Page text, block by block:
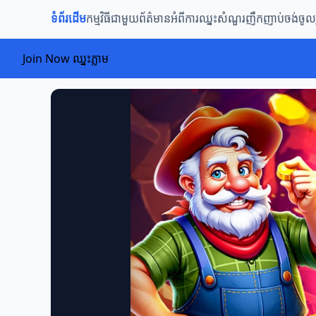
ទំព័រដើមកម្មវិធីជាមួយព័ត៌មានអំពីការឈ្នះសំណួរញឹកញាប់ចង់ចូល
Join Now ឈ្នះភ្លាម